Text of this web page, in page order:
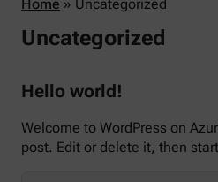
Home » Uncategorized
Uncategorized
Hello world!
Welcome to WordPress on
post. Edit or delete it, then